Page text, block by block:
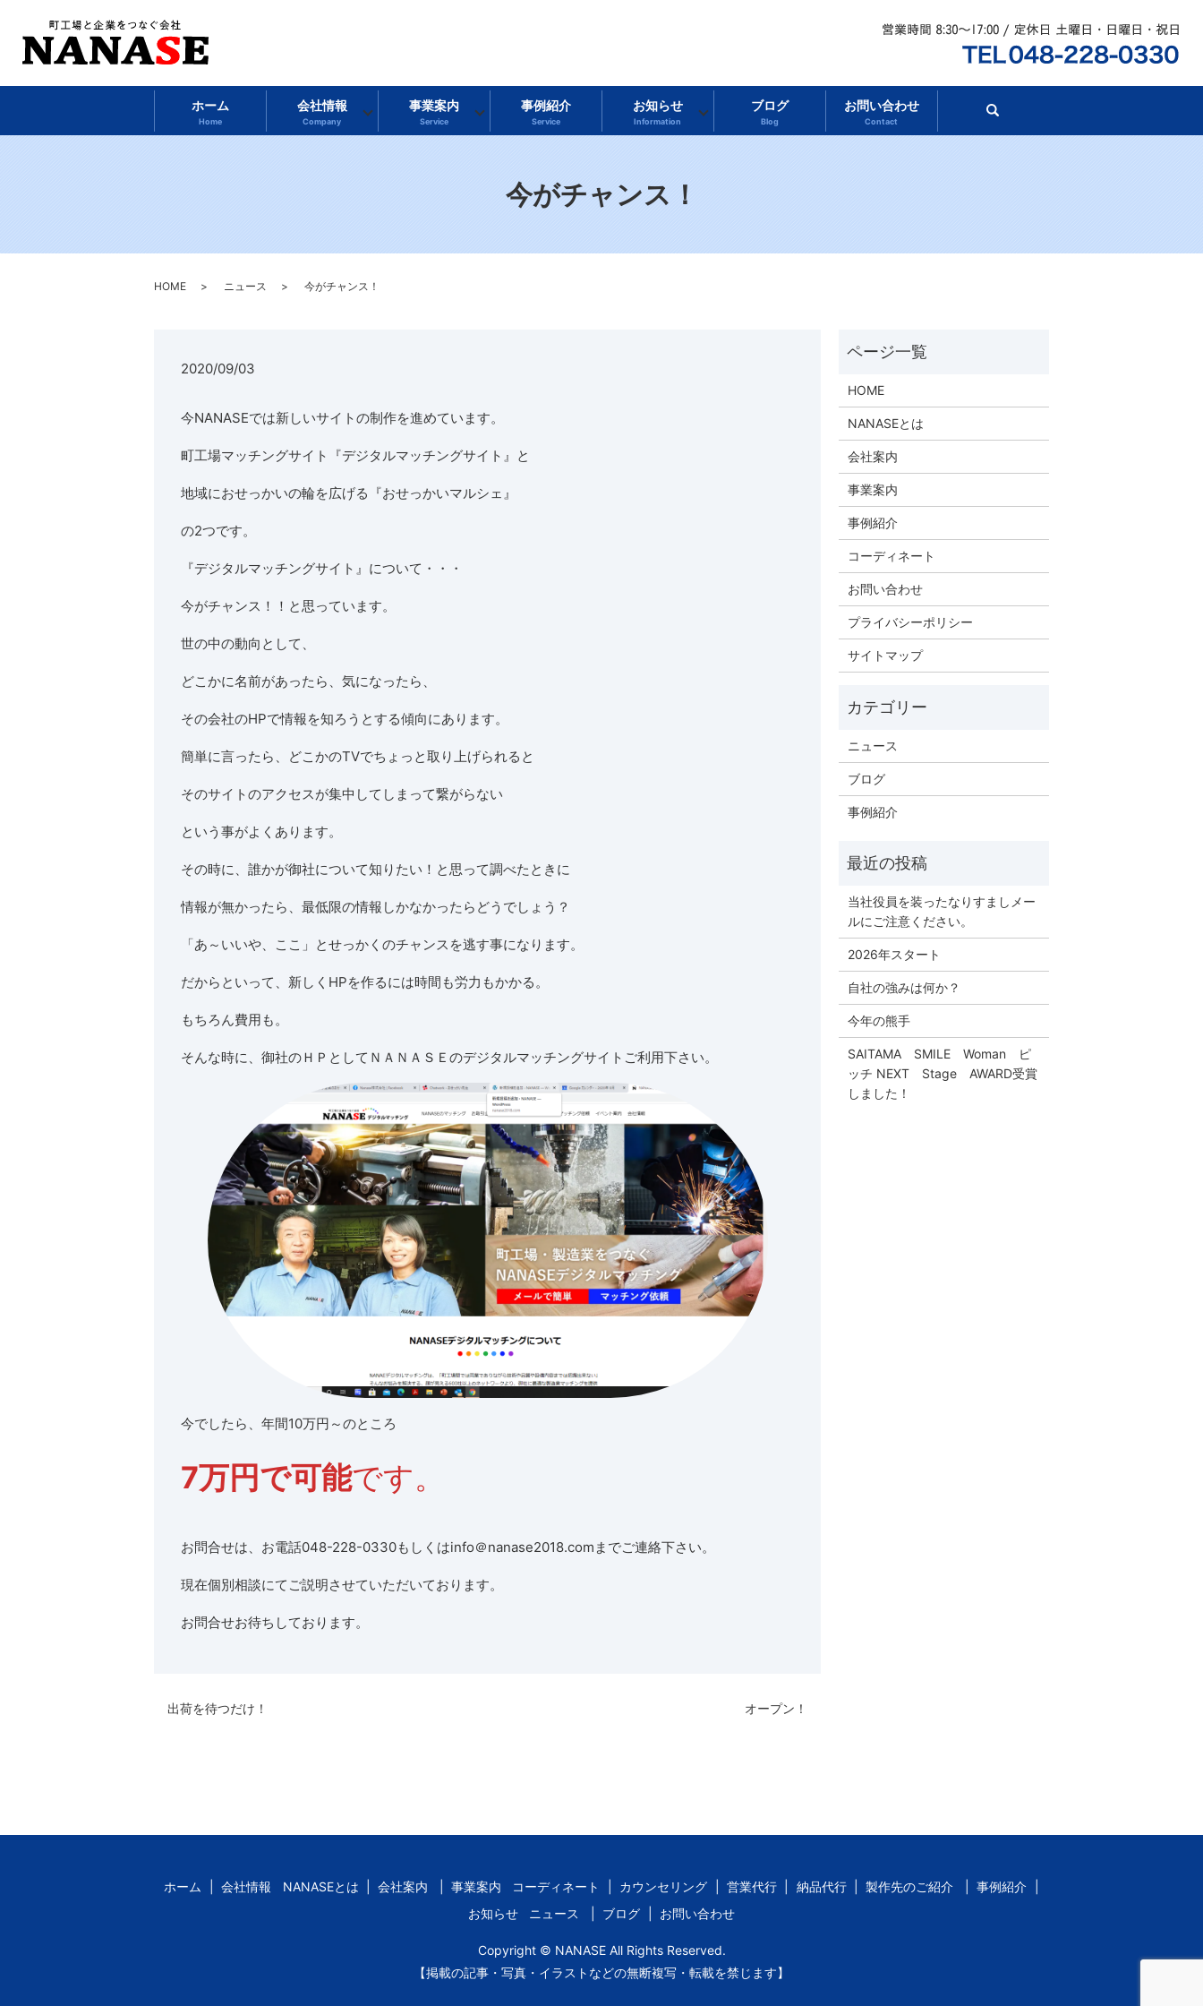
ホーム
Home
会社情報
Company
事業案内
Service
事例紹介
Service
お知らせ
Information
ブログ
Blog
お問い合わせ
Contact search
今がチャンス！
HOME ニュース 今がチャンス！
2020/09/03
今NANASEでは新しいサイトの制作を進めています。
町工場マッチングサイト『デジタルマッチングサイト』と
地域におせっかいの輪を広げる『おせっかいマルシェ』
の2つです。
『デジタルマッチングサイト』について・・・
今がチャンス！！と思っています。
世の中の動向として、
どこかに名前があったら、気になったら、
その会社のHPで情報を知ろうとする傾向にあります。
簡単に言ったら、どこかのTVでちょっと取り上げられると
そのサイトのアクセスが集中してしまって繋がらない
という事がよくあります。
その時に、誰かが御社について知りたい！と思って調べたときに
情報が無かったら、最低限の情報しかなかったらどうでしょう？
「あ～いいや、ここ」とせっかくのチャンスを逃す事になります。
だからといって、新しくHPを作るには時間も労力もかかる。
もちろん費用も。
そんな時に、御社のＨＰとしてＮＡＮＡＳＥのデジタルマッチングサイトご利用下さい。
今でしたら、年間10万円～のところ
7万円で可能です。
お問合せは、お電話048-228-0330もしくはinfo＠nanase2018.comまでご連絡下さい。
現在個別相談にてご説明させていただいております。
お問合せお待ちしております。
出荷を待つだけ！ オープン！
HOME
NANASEとは
会社案内
事業案内
事例紹介
コーディネート
お問い合わせ
プライバシーポリシー
サイトマップ
ニュース
ブログ
事例紹介
当社役員を装ったなりすましメー
ルにご注意ください。
2026年スタート
自社の強みは何か？
今年の熊手
SAITAMA SMILE Woman ピ
ッチ NEXT Stage AWARD受賞
しました！
ホーム 会社情報 NANASEとは 会社案内 事業案内 コーディネート カウンセリング 営業代行 納品代行 製作先のご紹介
事例紹介
お知らせ
ニュース ブログ お問い合わせ
Copyright © NANASE All Rights Reserved.
【掲載の記事・写真・イラストなどの無断複写・転載を禁じます】